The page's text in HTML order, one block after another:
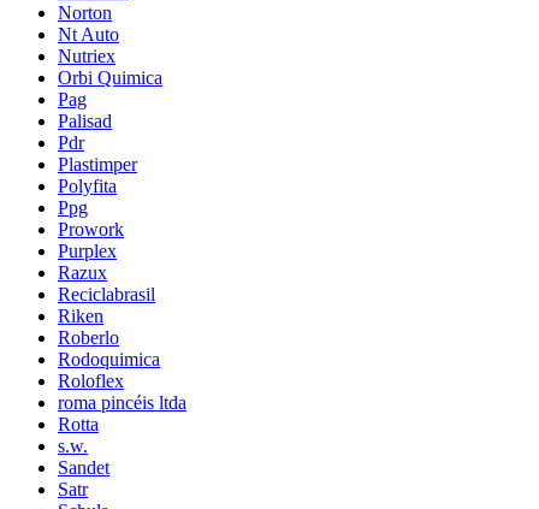
Norton
Nt Auto
Nutriex
Orbi Quimica
Pag
Palisad
Pdr
Plastimper
Polyfita
Ppg
Prowork
Purplex
Razux
Reciclabrasil
Riken
Roberlo
Rodoquimica
Roloflex
roma pincéis ltda
Rotta
s.w.
Sandet
Satr